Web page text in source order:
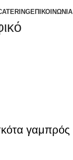
ΕΠΙΚΟΙΝΩΝΙΑ
γαμπρός